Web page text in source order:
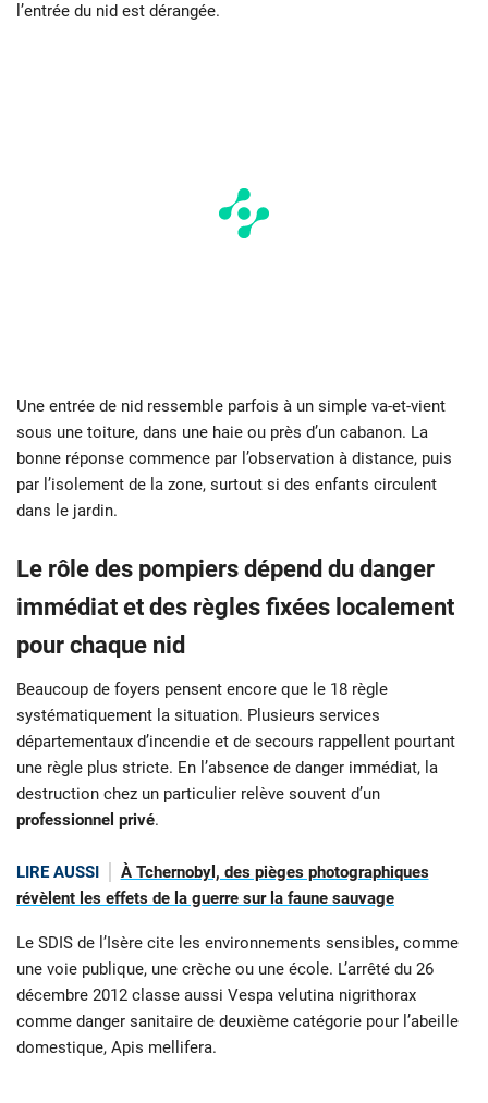
l’entrée du nid est dérangée.
Une entrée de nid ressemble parfois à un simple va-et-vient
sous une toiture, dans une haie ou près d’un cabanon. La
bonne réponse commence par l’observation à distance, puis
par l’isolement de la zone, surtout si des enfants circulent
dans le jardin.
Le rôle des pompiers dépend du danger
immédiat et des règles fixées localement
pour chaque nid
Beaucoup de foyers pensent encore que le 18 règle
systématiquement la situation. Plusieurs services
départementaux d’incendie et de secours rappellent pourtant
une règle plus stricte. En l’absence de danger immédiat, la
destruction chez un particulier relève souvent d’un
professionnel privé.
LIRE AUSSI
À Tchernobyl, des pièges photographiques
révèlent les effets de la guerre sur la faune sauvage
Le SDIS de l’Isère cite les environnements sensibles, comme
une voie publique, une crèche ou une école. L’arrêté du 26
décembre 2012 classe aussi Vespa velutina nigrithorax
comme danger sanitaire de deuxième catégorie pour l’abeille
domestique, Apis mellifera.